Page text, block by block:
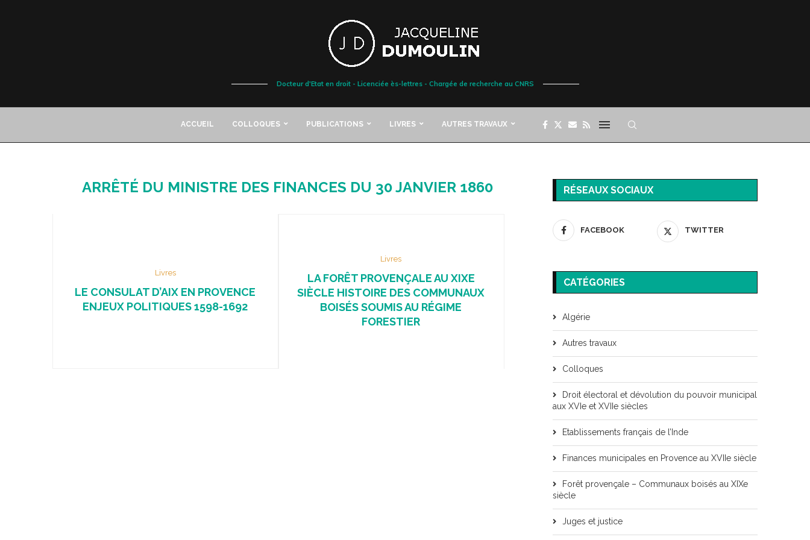
Docteur d'Etat en droit - Licenciée ès-lettres - Chargée de recherche au CNRS
ACCUEIL COLLOQUES PUBLICATIONS LIVRES AUTRES TRAVAUX
ARRÊTÉ DU MINISTRE DES FINANCES DU 30 JANVIER 1860
Livres
LE CONSULAT D’AIX EN PROVENCE
ENJEUX POLITIQUES 1598-1692
Livres
LA FORÊT PROVENÇALE AU XIXE
SIÈCLE HISTOIRE DES COMMUNAUX
BOISÉS SOUMIS AU RÉGIME
FORESTIER
RÉSEAUX SOCIAUX
FACEBOOK TWITTER
CATÉGORIES
Algérie
Autres travaux
Colloques
Droit électoral et dévolution du pouvoir municipal
aux XVIe et XVIIe siècles
Etablissements français de l’Inde
Finances municipales en Provence au XVIIe siècle
Forêt provençale – Communaux boisés au XIXe
siècle
Juges et justice